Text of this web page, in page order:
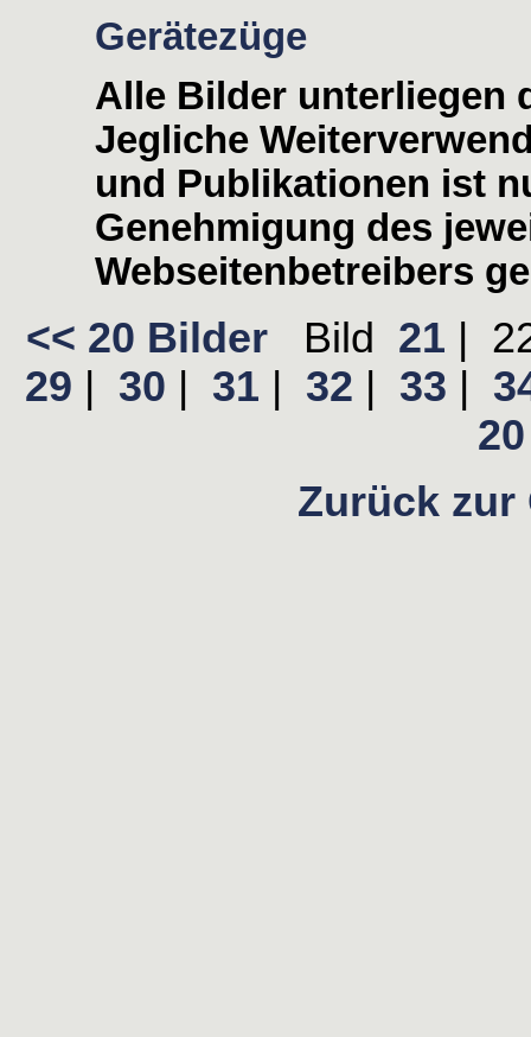
Gerätezüge
Alle Bilder unterliegen
Jegliche
und Publikationen ist
Genehmigung des
Webseitenbetreibers
<< 20 Bilder Bild 21 |
29 | 30 | 31 | 32 | 33 |
20
Zurück zur